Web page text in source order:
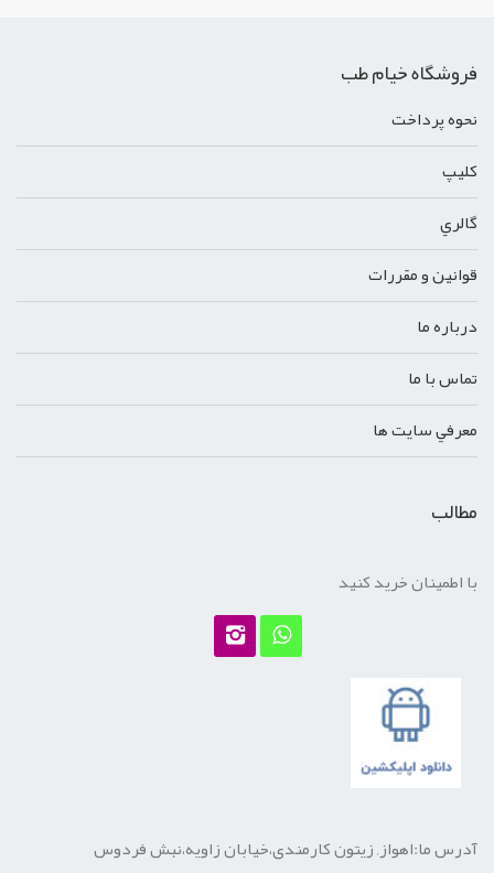
فروشگاه خیام طب
نحوه پرداخت
کليپ
گالري
قوانين و مقررات
درباره ما
تماس با ما
معرفي سايت ها
مطالب
با اطمینان خرید کنید
آدرس ما:اهواز, زیتون کارمندی،خیابان زاویه،نبش فردوس